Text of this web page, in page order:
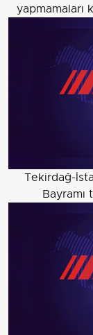
yapmamaları
Tekirdağ-
Bayramı